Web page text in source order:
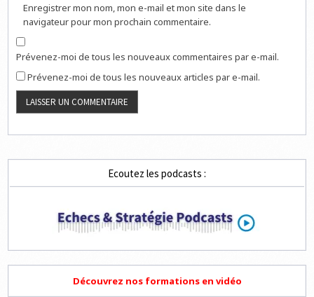
Enregistrer mon nom, mon e-mail et mon site dans le
navigateur pour mon prochain commentaire.
Prévenez-moi de tous les nouveaux commentaires par e-mail.
Prévenez-moi de tous les nouveaux articles par e-mail.
Ecoutez les podcasts :
Découvrez nos formations en vidéo